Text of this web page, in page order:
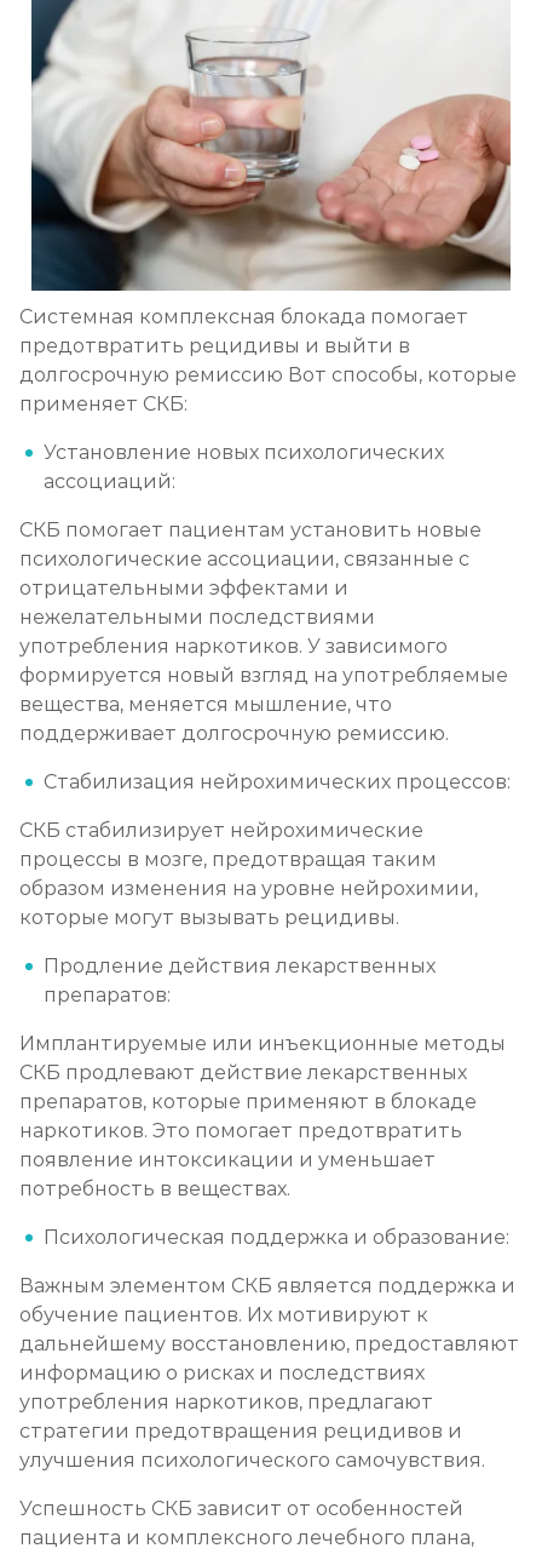
Системная комплексная блокада помогает
предотвратить рецидивы и выйти в
долгосрочную ремиссию Вот способы, которые
применяет СКБ:
Установление новых психологических
ассоциаций:
СКБ помогает пациентам установить новые
психологические ассоциации, связанные с
отрицательными эффектами и
нежелательными последствиями
употребления наркотиков. У зависимого
формируется новый взгляд на употребляемые
вещества, меняется мышление, что
поддерживает долгосрочную ремиссию.
Стабилизация нейрохимических процессов:
СКБ стабилизирует нейрохимические
процессы в мозге, предотвращая таким
образом изменения на уровне нейрохимии,
которые могут вызывать рецидивы.
Продление действия лекарственных
препаратов:
Имплантируемые или инъекционные методы
СКБ продлевают действие лекарственных
препаратов, которые применяют в блокаде
наркотиков. Это помогает предотвратить
появление интоксикации и уменьшает
потребность в веществах.
Психологическая поддержка и образование:
Важным элементом СКБ является поддержка и
обучение пациентов. Их мотивируют к
дальнейшему восстановлению, предоставляют
информацию о рисках и последствиях
употребления наркотиков, предлагают
стратегии предотвращения рецидивов и
улучшения психологического самочувствия.
Успешность СКБ зависит от особенностей
пациента и комплексного лечебного плана,